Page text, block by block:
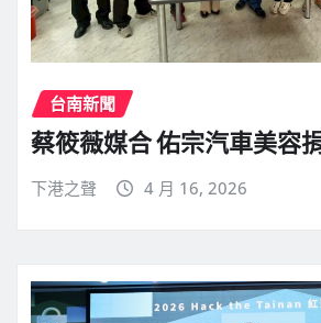
台南新聞
蔡筱薇媒合 佑宗汽車美容
下港之聲 4 月 16, 2026